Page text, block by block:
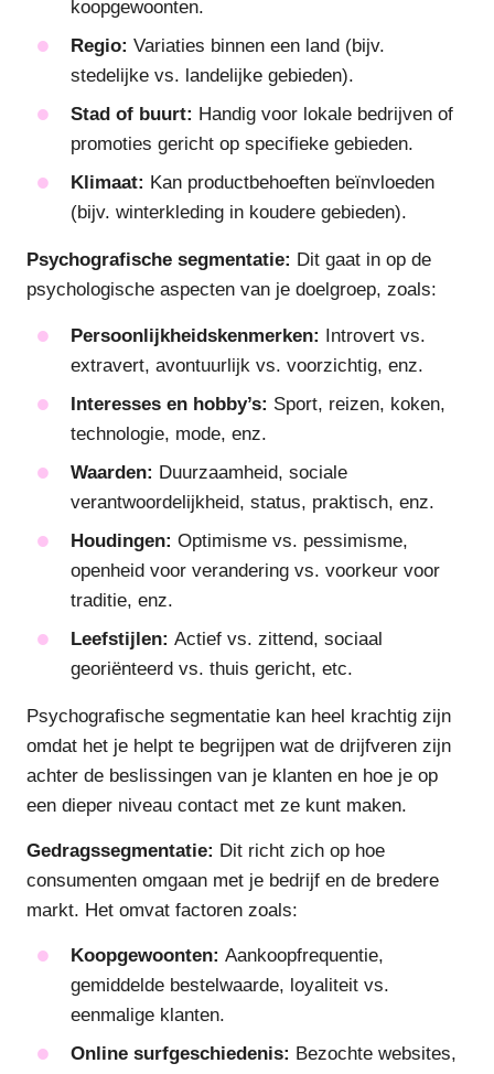
koopgewoonten.
Regio: Variaties binnen een land (bijv.
stedelijke vs. landelijke gebieden).
Stad of buurt: Handig voor lokale bedrijven of
promoties gericht op specifieke gebieden.
Klimaat: Kan productbehoeften beïnvloeden
(bijv. winterkleding in koudere gebieden).
Psychografische segmentatie: Dit gaat in op de
psychologische aspecten van je doelgroep, zoals:
Persoonlijkheidskenmerken: Introvert vs.
extravert, avontuurlijk vs. voorzichtig, enz.
Interesses en hobby’s: Sport, reizen, koken,
technologie, mode, enz.
Waarden: Duurzaamheid, sociale
verantwoordelijkheid, status, praktisch, enz.
Houdingen: Optimisme vs. pessimisme,
openheid voor verandering vs. voorkeur voor
traditie, enz.
Leefstijlen: Actief vs. zittend, sociaal
georiënteerd vs. thuis gericht, etc.
Psychografische segmentatie kan heel krachtig zijn
omdat het je helpt te begrijpen wat de drijfveren zijn
achter de beslissingen van je klanten en hoe je op
een dieper niveau contact met ze kunt maken.
Gedragssegmentatie: Dit richt zich op hoe
consumenten omgaan met je bedrijf en de bredere
markt. Het omvat factoren zoals:
Koopgewoonten: Aankoopfrequentie,
gemiddelde bestelwaarde, loyaliteit vs.
eenmalige klanten.
Online surfgeschiedenis: Bezochte websites,